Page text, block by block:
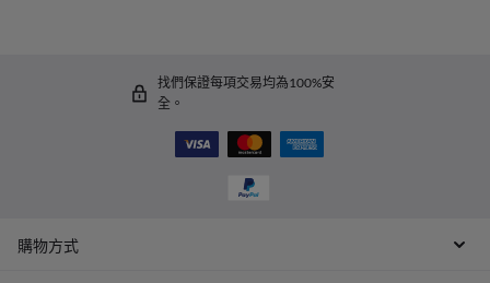
找們保證每項交易均為100%安
全。
購物方式